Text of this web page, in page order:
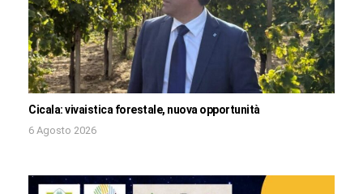
Cicala: vivaistica forestale, nuova opportunità
6 Agosto 2026